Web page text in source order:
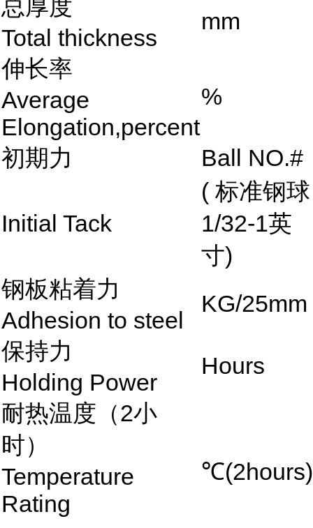
总厚度
mm
Total thickness
伸长率
%
Average
Elongation,percent
初期力
Ball NO.#
Initial Tack
( 标准钢球
1/32-1英
寸)
钢板粘着力
KG/25mm
Adhesion to steel
保持力
Hours
Holding Power
耐热温度（2小
时）
℃(2hours)
Temperature
Rating